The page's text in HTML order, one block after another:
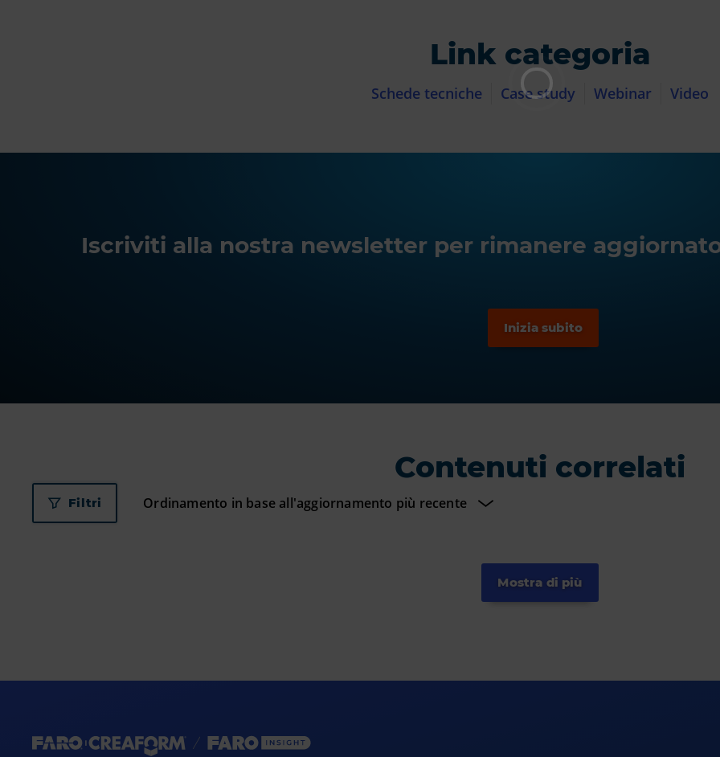
Link categoria
Schede tecniche Case study Webinar Video
Iscriviti alla nostra newsletter per rimanere
Contenuti correlati
Filtri
Mostra di più